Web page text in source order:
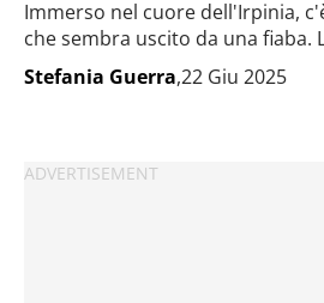
Immerso nel cuore dell'Irpinia,
che sembra uscito da una fiaba.
Stefania Guerra,22 Giu 2025